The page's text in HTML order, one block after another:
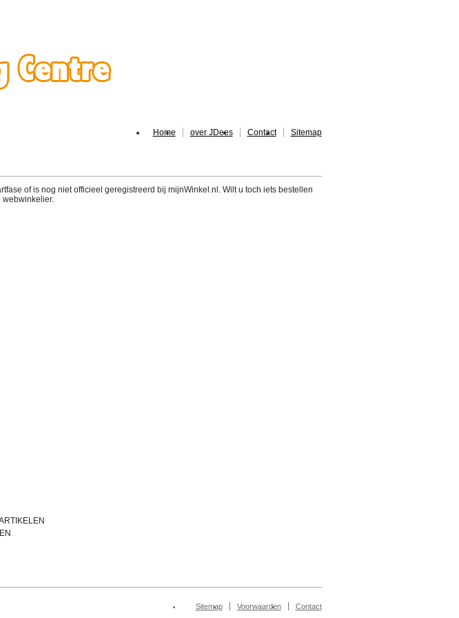
Home over JDees Contact Sitemap
of is nog niet officieel geregistreerd bij mijnWinkel.nl. Wilt u toch iets bestellen
webwinkelier.
Sitemap Voorwaarden Contact